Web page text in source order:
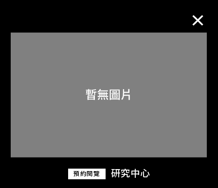
預約閱覽 研究中心
關於M+藏品
探索世界頂級的二十及二十一世紀視覺